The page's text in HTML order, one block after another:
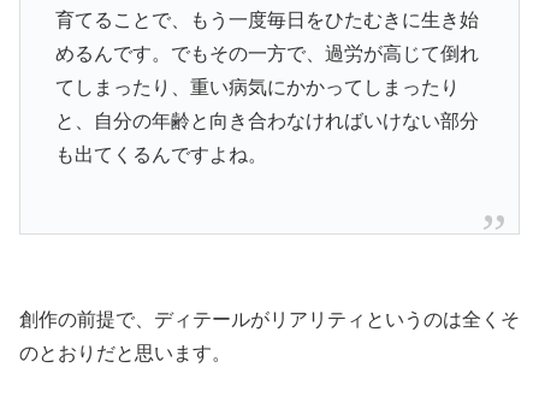
育てることで、もう一度毎日をひたむきに生き始
めるんです。でもその一方で、過労が高じて倒れ
てしまったり、重い病気にかかってしまったり
と、自分の年齢と向き合わなければいけない部分
も出てくるんですよね。
創作の前提で、ディテールがリアリティというのは全くそ
のとおりだと思います。